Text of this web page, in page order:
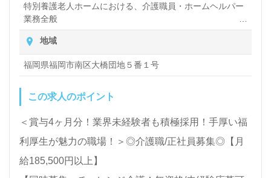
検討の方も遠慮なく＊
LINE、メール、お電話などご希望に応じてお問い合
わせ/ご相談可能です。転職相談、求人紹介、年収交
渉など完全無料サービスをご利用いただけます。＜非
公開求人も取扱いあり！＞"転職支援"のプロと一緒に
転職活動！お問い合わせお待ちしております。
特別養護老人ホームにおける、介護職員・ホームヘルパー
業務全般
入浴や排せつ、食事などの身体的サポートや、買い物や掃
除、洗濯など日常生活のサポートなど
地域
福岡県福岡市南区大橋団地５番１号
この求人のポイント
＜賞与4ヶ月分！業界未経験者も積極採用！手厚い福
利厚生が魅力の職場！＞◎介護職/正社員募集◎【月
給185,500円以上】